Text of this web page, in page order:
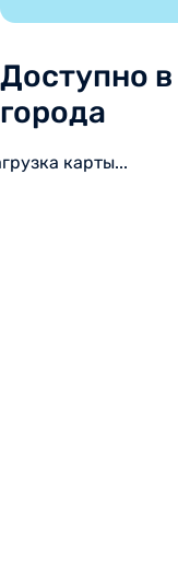
Доступно
города
карты...